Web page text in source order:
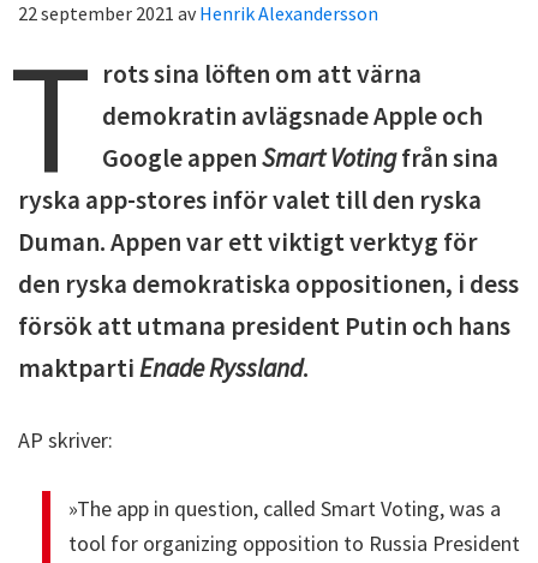
22 september 2021 avHenrik Alexandersson
T rots sina löften om att värna
demokratin avlägsnade Apple och
Google appenSmart Votingfrån sina
ryska app-stores inför valet till den ryska
Duman. Appen var ett viktigt verktyg för
den ryska demokratiska oppositionen, i dess
försök att utmana president Putin och hans
maktpartiEnade Ryssland.
AP skriver:
»The app in question, called Smart Voting, was a
tool for organizing opposition to Russia President